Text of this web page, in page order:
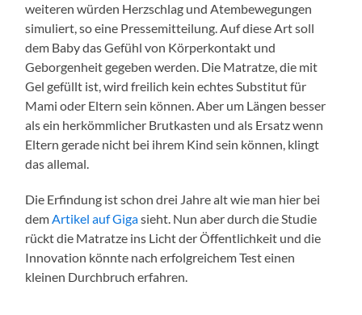
weiteren würden Herzschlag und Atembewegungen
simuliert, so eine Pressemitteilung. Auf diese Art soll
dem Baby das Gefühl von Körperkontakt und
Geborgenheit gegeben werden. Die Matratze, die mit
Gel gefüllt ist, wird freilich kein echtes Substitut für
Mami oder Eltern sein können. Aber um Längen besser
als ein herkömmlicher Brutkasten und als Ersatz wenn
Eltern gerade nicht bei ihrem Kind sein können, klingt
das allemal.
Die Erfindung ist schon drei Jahre alt wie man hier bei
demArtikel auf Gigasieht. Nun aber durch die Studie
rückt die Matratze ins Licht der Öffentlichkeit und die
Innovation könnte nach erfolgreichem Test einen
kleinen Durchbruch erfahren.